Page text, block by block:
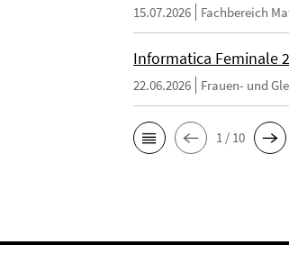
15.07.2026 Fachbereich
Informatica Feminale
22.06.2026 Frauen- und
1 / 10